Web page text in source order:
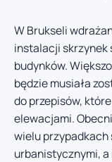
W Brukseli
instalacji skrzynek
budynków.
będzie musiała
do przepisów,
elewacjami.
wielu przypadkach
urbanistycznymi,